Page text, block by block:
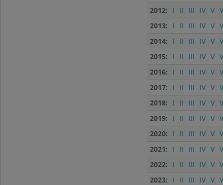
2012:
I II III IV V
2013:
I II III IV V
2014:
I II III IV V
2015:
I II III IV V
2016:
I II III IV V
2017:
I II III IV V
2018:
I II III IV V
2019:
I II III IV V
2020:
I II III IV V
2021:
I II III IV V
2022:
I II III IV V
2023:
I II III IV V